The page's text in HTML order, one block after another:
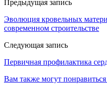
Предыдущая запись
Эволюция кровельных
современном строительстве
Следующая запись
Первичная профилактика
Вам также могут понравиться